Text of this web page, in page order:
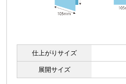
仕上がりサイズ
展開サイズ